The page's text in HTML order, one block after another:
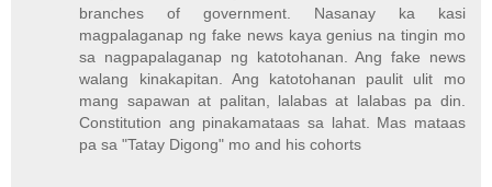
branches of government. Nasanay ka kasi
magpalaganap ng fake news kaya genius na tingin mo
sa nagpapalaganap ng katotohanan. Ang fake news
walang kinakapitan. Ang katotohanan paulit ulit mo
mang sapawan at palitan, lalabas at lalabas pa din.
Constitution ang pinakamataas sa lahat. Mas mataas
pa sa "Tatay Digong" mo and his cohorts